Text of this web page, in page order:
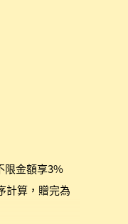
限金額享3%
計算，贈完為